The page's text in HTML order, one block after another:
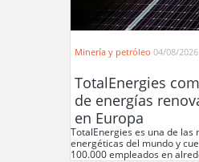
Minería y petróleo 04/08/
TotalEnergies
de energías
en Europa
TotalEnergies es una de las
energéticas del mundo y
100.000 empleados en